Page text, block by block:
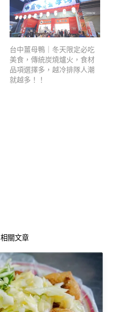
台中薑母鴨｜冬天限定必吃
美食，傳統炭燒爐火，食材
品項選擇多，越冷排隊人潮
就越多！！
相關文章